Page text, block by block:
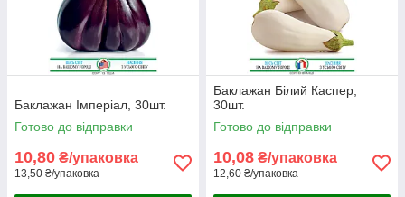
Баклажан Імперіал, 30шт.
Готово до відправки
10,80 ₴/упаковка
13,50 ₴/упаковка
Баклажан Білий Каспер,
30шт.
Готово до відправки
10,08 ₴/упаковка
12,60 ₴/упаковка